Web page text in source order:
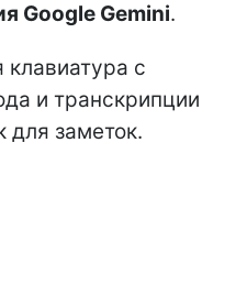
Google Gemini.
с
и транскрипции
заметок.